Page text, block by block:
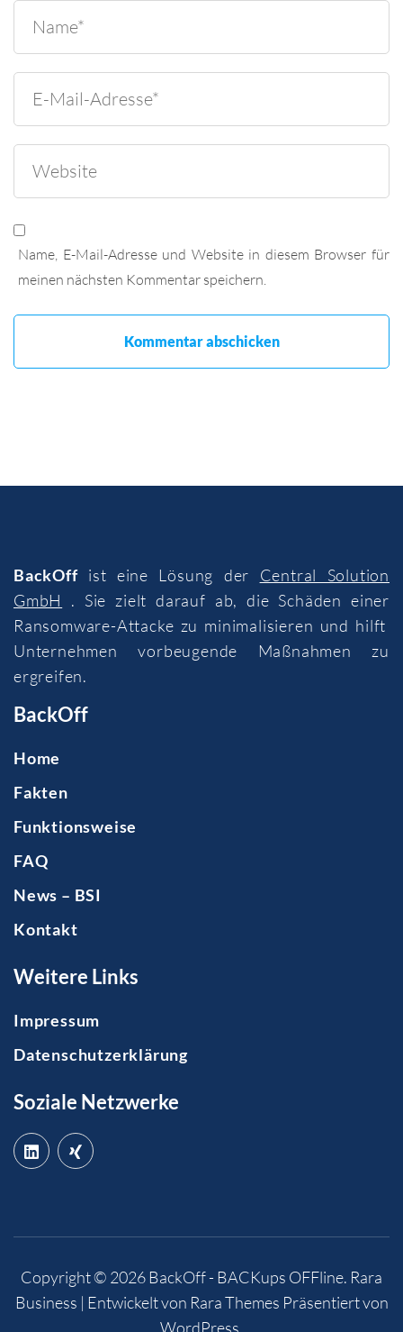
Name, E-Mail-Adresse und Website in diesem Browser für
meinen nächsten Kommentar speichern.
BackOffist eine Lösung der Central Solution
GmbH
. Sie zielt darauf ab, die Schäden einer
Ransomware-Attacke zu minimalisieren und hilft
Unternehmen vorbeugende Maßnahmen zu
ergreifen.
BackOff
Home
Fakten
Funktionsweise
FAQ
News – BSI
Kontakt
Weitere Links
Impressum
Datenschutzerklärung
Soziale Netzwerke
Copyright © 2026BackOff - BACKups OFFline. Rara
Business | Entwickelt von Rara Themes Präsentiert von
WordPress